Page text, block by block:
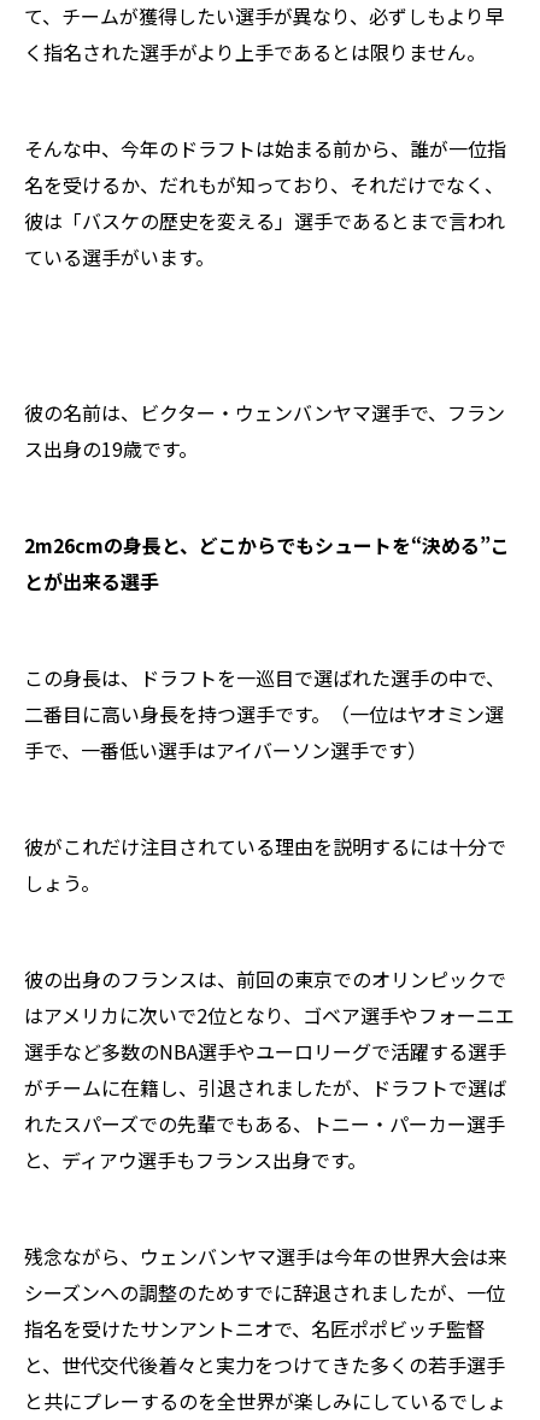
て、チームが獲得したい選手が異なり、必ずしもより早
く指名された選手がより上手であるとは限りません。
そんな中、今年のドラフトは始まる前から、誰が一位指
名を受けるか、だれもが知っており、それだけでなく、
彼は「バスケの歴史を変える」選手であるとまで言われ
ている選手がいます。
彼の名前は、ビクター・ウェンバンヤマ選手で、フラン
ス出身の19歳です。
2m26cmの身長と、どこからでもシュートを“決める”こ
とが出来る選手
この身長は、ドラフトを一巡目で選ばれた選手の中で、
二番目に高い身長を持つ選手です。（一位はヤオミン選
手で、一番低い選手はアイバーソン選手です）
彼がこれだけ注目されている理由を説明するには十分で
しょう。
彼の出身のフランスは、前回の東京でのオリンピックで
はアメリカに次いで2位となり、ゴベア選手やフォーニエ
選手など多数のNBA選手やユーロリーグで活躍する選手
がチームに在籍し、引退されましたが、ドラフトで選ば
れたスパーズでの先輩でもある、トニー・パーカー選手
と、ディアウ選手もフランス出身です。
残念ながら、ウェンバンヤマ選手は今年の世界大会は来
シーズンへの調整のためすでに辞退されましたが、一位
指名を受けたサンアントニオで、名匠ポポビッチ監督
と、世代交代後着々と実力をつけてきた多くの若手選手
と共にプレーするのを全世界が楽しみにしているでしょ